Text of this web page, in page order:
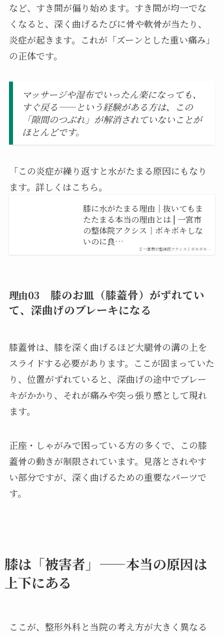
など、すき間が偏り始めます。すき間が均一でな
くなると、深く曲げるたびに骨や軟骨が当たり、
炎症が起きます。これが「ズーンとした重い痛み」
の正体です。
マッサージや湿布でいったん楽になっても、
すぐ戻る——という経験がある方は、この
「隙間のつぶれ」が解消されていないことが
ほとんどです。
「この炎症が繰り返すと水がたまる原因にもなり
ます。詳しくはこちら。
一宮市の整体院アクシス｜ボキボキ…
膝に水がたまる理由｜抜いてもま
たたまる本当の理由とは | 一宮市
の整体院アクシス｜ボキボキしな
いのに良…
理由03 膝のお皿（膝蓋骨）がずれてい
て、深曲げのブレーキになる
膝蓋骨は、膝を深く曲げるほど大腿骨の溝の上を
スライドする必要があります。ここが固まっていた
り、位置がずれていると、深曲げの途中でブレー
キがかかり、それが痛みや突っ張り感として現れ
ます。
正座・しゃがみで困っている方の多くで、この膝
蓋骨の動きが制限されています。見落とされやす
い部分ですが、深く曲げるための重要なパーツで
す。
膝は「被害者」——本当の原因は
上下にある
ここが、整形外科と当院の考え方が大きく異なる